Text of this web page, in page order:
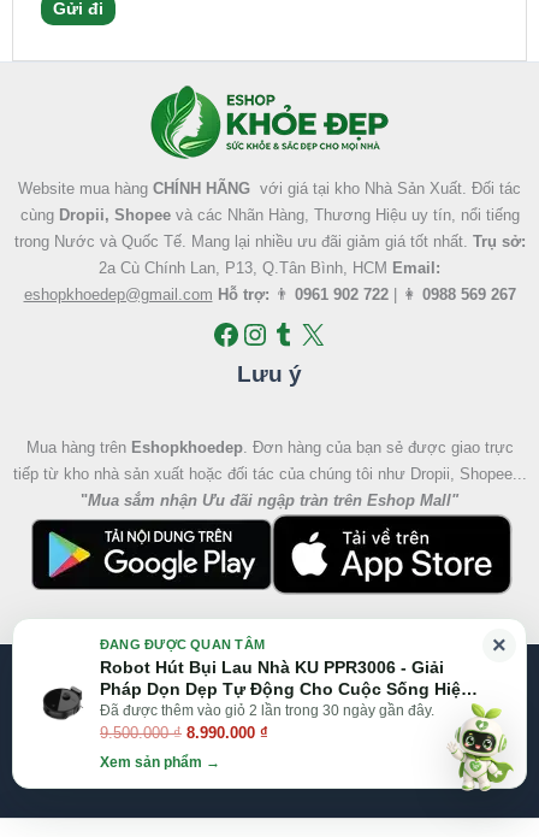
Website mua hàng CHÍNH HÃNG với giá tại kho Nhà Sản Xuất. Đối tác
cùng Dropii, Shopeevà các Nhãn Hàng, Thương Hiệu uy tín, nổi tiếng
trong Nước và Quốc Tế. Mang lại nhiều ưu đãi giảm giá tốt nhất. Trụ sở:
2a Cù Chính Lan, P13, Q.Tân Bình, HCM Email:
eshopkhoedep@gmail.com Hỗ trợ: 👨 0961 902 722| 👩 0988 569 267
Lưu ý
Mua hàng trên Eshopkhoedep. Đơn hàng của bạn sẻ được giao trực
tiếp từ kho nhà sản xuất hoặc đối tác của chúng tôi như Dropii, Shopee...
"Mua sắm nhận Ưu đãi ngập tràn trên Eshop Mall"
@2026 Eshop Khỏe Đẹp, All right reserved
Website:Eshop Mall|Eshopkhoedep.com
×
ĐANG ĐƯỢC QUAN TÂM
Robot Hút Bụi Lau Nhà KU PPR3006 - Giải
Pháp Dọn Dẹp Tự Động Cho Cuộc Sống Hiện
Đại
Đã được thêm vào giỏ 2 lần trong 30 ngày gần đây.
9.500.000₫
gốc
là:
9.500.000 ₫.
8.990.000 ₫
hiện
tại
là:
Xem sản phẩm →